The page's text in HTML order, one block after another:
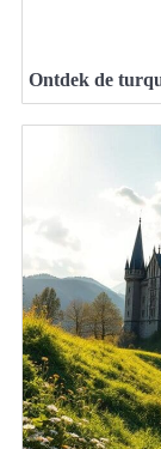
Ontdek de